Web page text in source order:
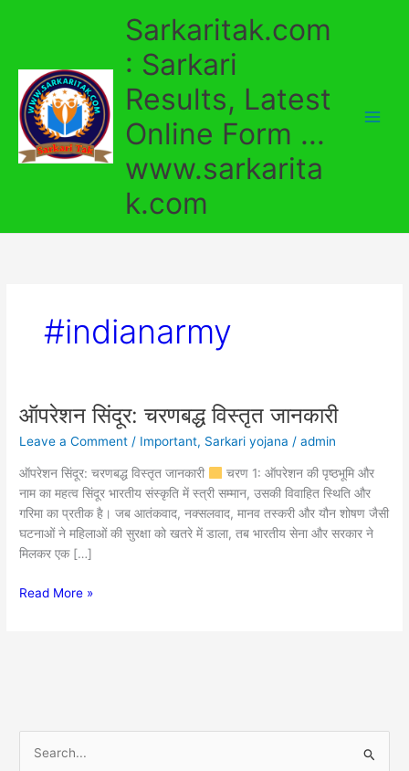
Sarkaritak.com
: Sarkari
Results, Latest
Online Form ...
www.sarkarita
k.com
#indianarmy
ऑपरेशन सिंदूर: चरणबद्ध विस्तृत जानकारी
Leave a Comment / Important, Sarkari yojana /admin
ऑपरेशन सिंदूर: चरणबद्ध विस्तृत जानकारी
चरण 1: ऑपरेशन की पृष्ठभूमि और
नाम का महत्व सिंदूर भारतीय संस्कृति में स्त्री सम्मान, उसकी विवाहित स्थिति और
गरिमा का प्रतीक है। जब आतंकवाद, नक्सलवाद, मानव तस्करी और यौन शोषण जैसी
घटनाओं ने महिलाओं की सुरक्षा को खतरे में डाला, तब भारतीय सेना और सरकार ने
मिलकर एक […]
ऑपरेशन
चरणबद्ध
विस्तृत
जानकारी
Read More »